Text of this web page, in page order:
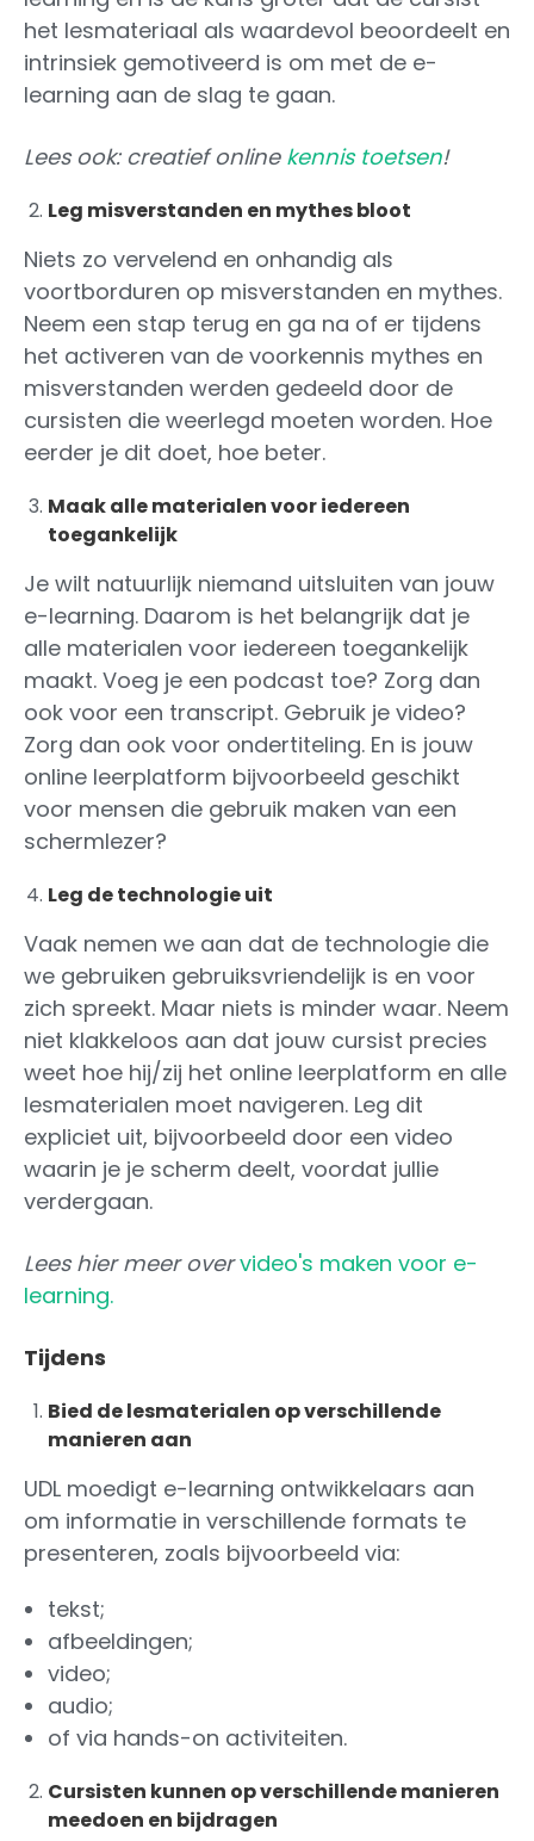
het lesmateriaal als waardevol beoordeelt en
intrinsiek gemotiveerd is om met de e-
learning aan de slag te gaan.
Lees ook: creatief online kennis toetsen!
Leg misverstanden en mythes bloot
Niets zo vervelend en onhandig als
voortborduren op misverstanden en mythes.
Neem een stap terug en ga na of er tijdens
het activeren van de voorkennis mythes en
misverstanden werden gedeeld door de
cursisten die weerlegd moeten worden. Hoe
eerder je dit doet, hoe beter.
Maak alle materialen voor iedereen
toegankelijk
Je wilt natuurlijk niemand uitsluiten van jouw
e-learning. Daarom is het belangrijk dat je
alle materialen voor iedereen toegankelijk
maakt. Voeg je een podcast toe? Zorg dan
ook voor een transcript. Gebruik je video?
Zorg dan ook voor ondertiteling. En is jouw
online leerplatform bijvoorbeeld geschikt
voor mensen die gebruik maken van een
schermlezer?
Leg de technologie uit
Vaak nemen we aan dat de technologie die
we gebruiken gebruiksvriendelijk is en voor
zich spreekt. Maar niets is minder waar. Neem
niet klakkeloos aan dat jouw cursist precies
weet hoe hij/zij het online leerplatform en alle
lesmaterialen moet navigeren. Leg dit
expliciet uit, bijvoorbeeld door een video
waarin je je scherm deelt, voordat jullie
verdergaan.
Lees hier meer overvideo's maken voor e-
learning.
Tijdens
Bied de lesmaterialen op verschillende
manieren aan
UDL moedigt e-learning ontwikkelaars aan
om informatie in verschillende formats te
presenteren, zoals bijvoorbeeld via:
tekst;
afbeeldingen;
video;
audio;
of via hands-on activiteiten.
Cursisten kunnen op verschillende manieren
meedoen en bijdragen